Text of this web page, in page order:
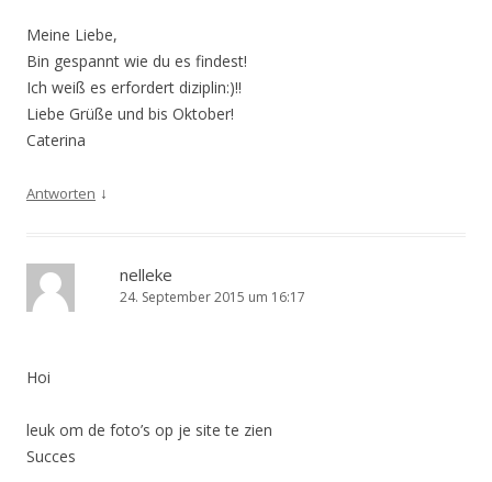
Meine Liebe,
Bin gespannt wie du es findest!
Ich weiß es erfordert diziplin:)!!
Liebe Grüße und bis Oktober!
Caterina
Antworten ↓
nelleke
24. September 2015 um 16:17
Hoi
leuk om de foto’s op je site te zien
Succes